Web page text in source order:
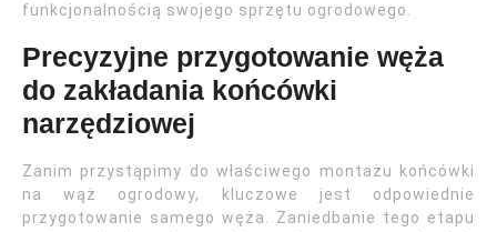
funkcjonalnością swojego sprzętu ogrodowego.
Precyzyjne przygotowanie węża
do zakładania końcówki
narzędziowej
Zanim przystąpimy do właściwego montażu końcówki
na wąż ogrodowy, kluczowe jest odpowiednie
przygotowanie samego węża. Zaniedbanie tego etapu